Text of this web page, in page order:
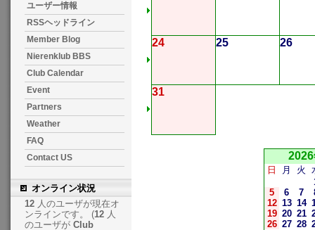
ユーザー情報
RSSヘッドライン
Member Blog
Nierenklub BBS
Club Calendar
Event
Partners
Weather
FAQ
Contact US
オンライン状況
12 人のユーザが現在オ
ンラインです。 (12 人
のユーザが Club
24 25 26
31
日 月 火
5
6 7
12 13 14
19 20 21
26 27 28